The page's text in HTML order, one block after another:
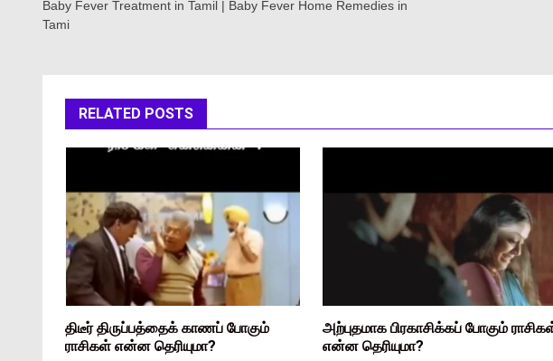
Baby Fever Treatment in Tamil | Baby Fever Home Remedies in
Tami
RELATED POSTS
திடீர் திருப்பத்தைக் காணப் போகும்
ராசிகள் என்ன தெரியுமா?
அற்புதமாக பிரகாசிக்கப் போகும்
என்ன தெரியுமா?